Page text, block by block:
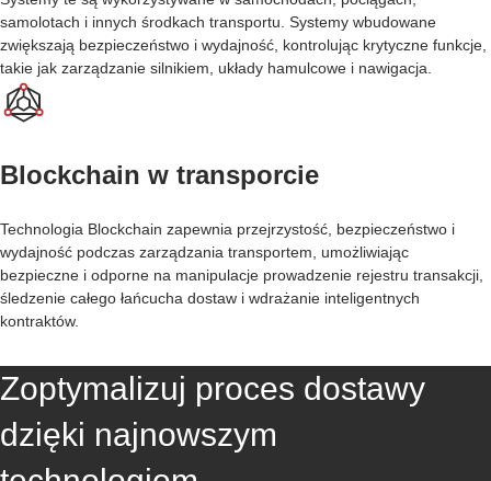
samolotach i innych środkach transportu. Systemy wbudowane
zwiększają bezpieczeństwo i wydajność, kontrolując krytyczne funkcje,
takie jak zarządzanie silnikiem, układy hamulcowe i nawigacja.
Blockchain w transporcie
Technologia Blockchain zapewnia przejrzystość, bezpieczeństwo i
wydajność podczas zarządzania transportem, umożliwiając
bezpieczne i odporne na manipulacje prowadzenie rejestru transakcji,
śledzenie całego łańcucha dostaw i wdrażanie inteligentnych
kontraktów.
Zoptymalizuj proces dostawy
dzięki najnowszym